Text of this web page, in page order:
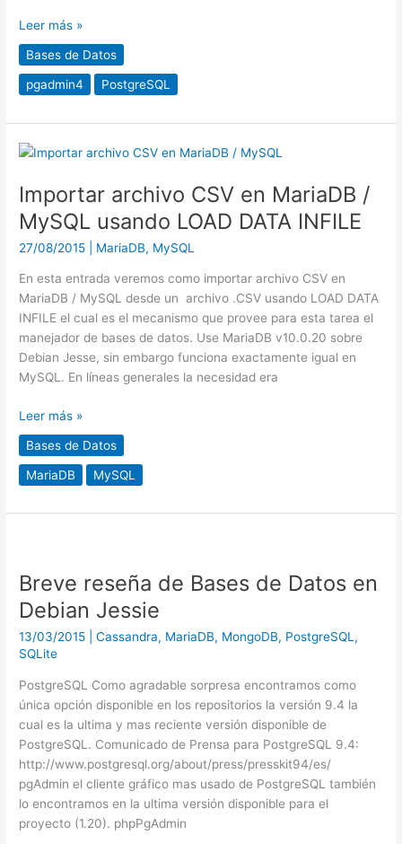
Leer más »
Bases de Datos
pgadmin4 PostgreSQL
Importar archivo CSV en MariaDB /
MySQL usando LOAD DATA INFILE
27/08/2015 MariaDB, MySQL
En esta entrada veremos como importar archivo CSV en
MariaDB / MySQL desde un archivo .CSV usando LOAD DATA
INFILE el cual es el mecanismo que provee para esta tarea el
manejador de bases de datos. Use MariaDB v10.0.20 sobre
Debian Jesse, sin embargo funciona exactamente igual en
MySQL. En líneas generales la necesidad era
Importar
CSV
en
MariaDB
/
INFILE
Leer más »
Bases de Datos
MariaDB MySQL
Breve reseña de Bases de Datos en
Debian Jessie
13/03/2015 |Cassandra, MariaDB, MongoDB, PostgreSQL ,
SQLite
PostgreSQL Como agradable sorpresa encontramos como
única opción disponible en los repositorios la versión 9.4 la
cual es la ultima y mas reciente versión disponible de
PostgreSQL. Comunicado de Prensa para PostgreSQL 9.4:
http://www.postgresql.org/about/press/presskit94/es/
pgAdmin el cliente gráfico mas usado de PostgreSQL también
lo encontramos en la ultima versión disponible para el
proyecto (1.20). phpPgAdmin
de
Bases
de
Datos
en
Debian
Jessie